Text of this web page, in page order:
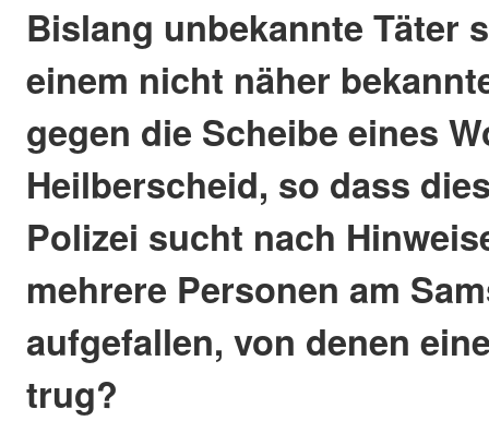
Bislang unbekannte Täter
einem nicht näher
gegen die Scheibe eines
Heilberscheid, so dass
Polizei sucht nach
mehrere Personen am
aufgefallen, von denen
trug?